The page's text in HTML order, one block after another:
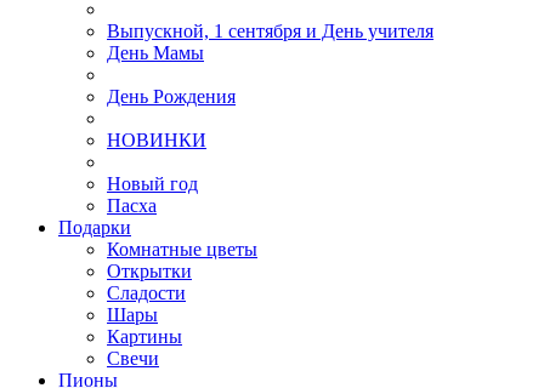
Выпускной, 1 сентября и День учителя
День Мамы
День Рождения
НОВИНКИ
Новый год
Пасха
Подарки
Комнатные цветы
Открытки
Сладости
Шары
Картины
Свечи
Пионы